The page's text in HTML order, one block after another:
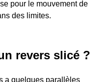
pour le mouvement de
des limites.
revers slicé ?
a quelques parallèles